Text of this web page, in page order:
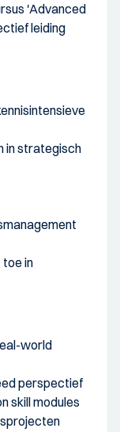
'Advanced
leiding
in strategisch
toe in
world
perspectief
skill modules